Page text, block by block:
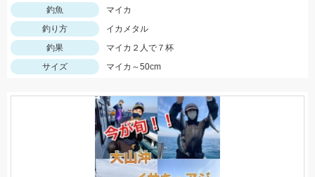
釣魚
マイカ
釣り方
イカメタル
釣果
マイカ２人で７杯
サイズ
マイカ～50cm